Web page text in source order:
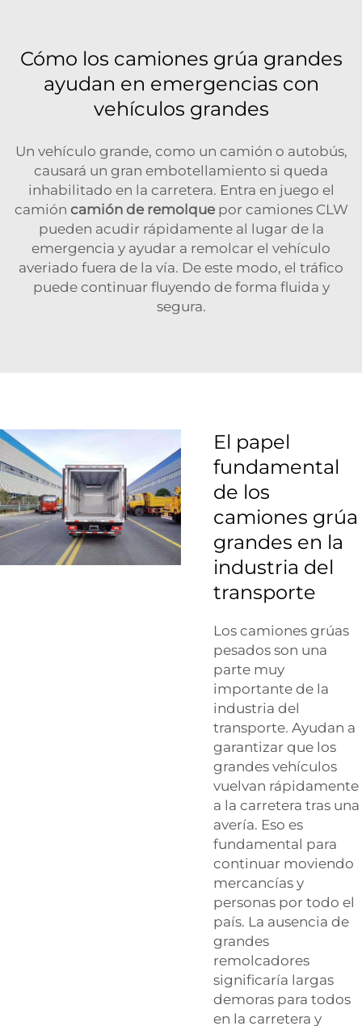
Cómo los camiones grúa grandes
ayudan en emergencias con
vehículos grandes
Un vehículo grande, como un camión o autobús,
causará un gran embotellamiento si queda
inhabilitado en la carretera. Entra en juego el
camión camión de remolque por camiones CLW
pueden acudir rápidamente al lugar de la
emergencia y ayudar a remolcar el vehículo
averiado fuera de la vía. De este modo, el tráfico
puede continuar fluyendo de forma fluida y
segura.
El papel
fundamental
de los
camiones grúa
grandes en la
industria del
transporte
Los camiones grúas
pesados son una
parte muy
importante de la
industria del
transporte. Ayudan a
garantizar que los
grandes vehículos
vuelvan rápidamente
a la carretera tras una
avería. Eso es
fundamental para
continuar moviendo
mercancías y
personas por todo el
país. La ausencia de
grandes
remolcadores
significaría largas
demoras para todos
en la carretera y